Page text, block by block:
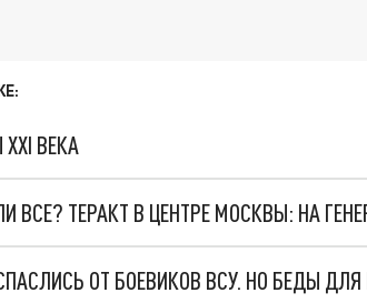
ВЕКА
ВСЕ? ТЕРАКТ В ЦЕНТРЕ МОСКВЫ: НА
ОТ БОЕВИКОВ ВСУ. НО БЕДЫ